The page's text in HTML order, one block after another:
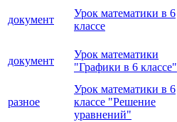
документ
Урок математики в 6
классе
документ
Урок математики
"Графики в 6 классе"
разное
Урок математики в 6
классе "Решение
уравнений"